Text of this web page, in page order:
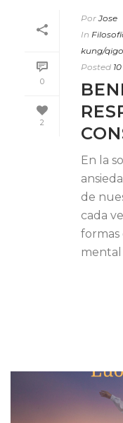
0
2
Por Jose
In
kung/
Posted
En la
de
cada
formas
mental